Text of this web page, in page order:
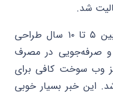
شد.
عمر اولیه ماموریت بین ۵ تا ۱۰ سال طراحی
و صرفه‌جویی در مصرف
وب سوخت کافی برای
داشته باشد. این خبر بسیار خوبی